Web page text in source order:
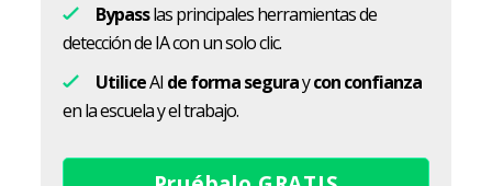
Bypasslas principales herramientas de
detección de IA con un solo clic.
UtiliceAI de forma seguraycon confianza
en la escuela y el trabajo.